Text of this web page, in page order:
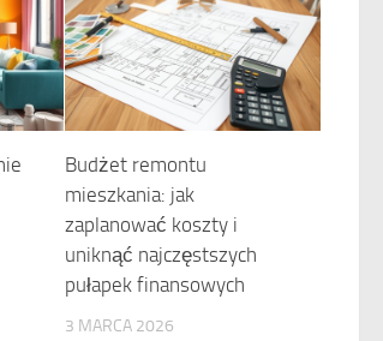
Budżet remontu
mieszkania: jak
zaplanować koszty i
uniknąć najczęstszych
pułapek finansowych
3 MARCA 2026